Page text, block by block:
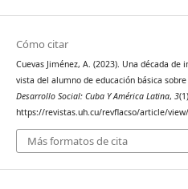
Cómo citar
Cuevas Jiménez, A. (2023). Una década
vista del alumno de educación básica
Desarrollo Social: Cuba Y América Latina, 3
https://revistas.uh.cu/revflacso/article/
Más formatos de cita